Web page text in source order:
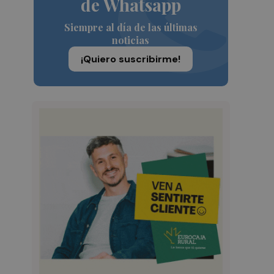
de Whatsapp
Siempre al día de las últimas
noticias
¡Quiero suscribirme!